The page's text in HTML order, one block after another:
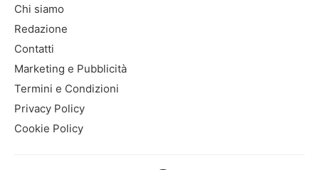
Chi siamo
Redazione
Contatti
Marketing e Pubblicità
Termini e Condizioni
Privacy Policy
Cookie Policy